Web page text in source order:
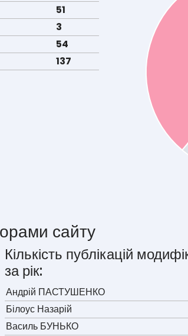
51
3
54
137
сайту
Кількість публікацій
за рік:
Андрій ПАСТУШЕНКО
Білоус Назарій
Василь БУНЬКО